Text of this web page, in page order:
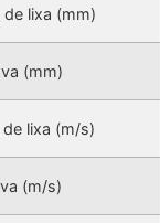
lixa (mm)
(mm)
lixa (m/s)
(m/s)